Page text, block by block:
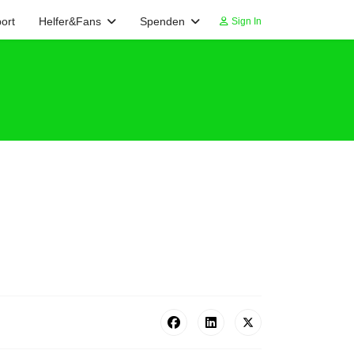
Helfer&Fans Spenden Sign In